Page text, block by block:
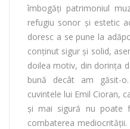
îmbogăți patrimoniul
refugiu sonor și estetic
doresc a se pune la
conținut sigur și solid,
doilea motiv, din dorința
bună decât am găsit-
cuvintele lui Emil Cioran,
și mai sigură nu poate
combaterea